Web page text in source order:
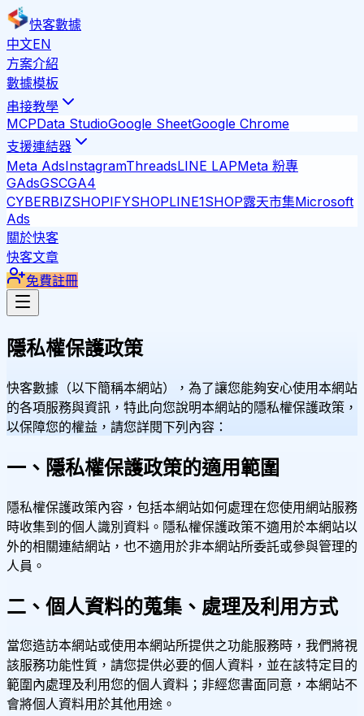
快客數據
中文EN
方案介紹
數據模板
串接教學
MCPData StudioGoogle SheetGoogle Chrome
支援連結器
Meta AdsInstagramThreadsLINE LAPMeta 粉專
GAdsGSCGA4
CYBERBIZSHOPIFYSHOPLINE1SHOP露天市集Microsoft
Ads
關於快客
快客文章
免費註冊
隱私權保護政策
快客數據（以下簡稱本網站），為了讓您能夠安心使用本網站
的各項服務與資訊，特此向您說明本網站的隱私權保護政策，
以保障您的權益，請您詳閱下列內容：
一、隱私權保護政策的適用範圍
隱私權保護政策內容，包括本網站如何處理在您使用網站服務
時收集到的個人識別資料。隱私權保護政策不適用於本網站以
外的相關連結網站，也不適用於非本網站所委託或參與管理的
人員。
二、個人資料的蒐集、處理及利用方式
當您造訪本網站或使用本網站所提供之功能服務時，我們將視
該服務功能性質，請您提供必要的個人資料，並在該特定目的
範圍內處理及利用您的個人資料；非經您書面同意，本網站不
會將個人資料用於其他用途。